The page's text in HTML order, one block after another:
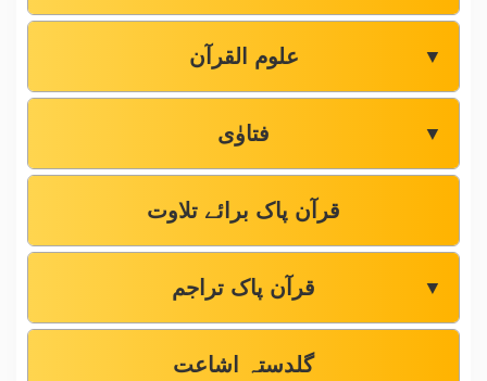
علوم القرآن ▼
فتاوٰی ▼
قرآن پاک برائے تلاوت
قرآن پاک تراجم ▼
گلدستہ اشاعت